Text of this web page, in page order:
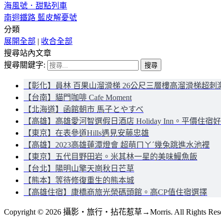
海風號．甜點列車
南迴鐵路 藍皮解憂號
分類
展開全部 | 收合全部
搜尋站內文章
搜尋關鍵字:
【彰化】員林 百果山溜滑梯 26公尺三層樓高溜滑梯超刺
【台南】貓門咖啡 Cafe Moment
【北海道】函館朝市 馬子とやすべ
【高雄】高雄愛河智選假日酒店 Holiday Inn。平價住宿
【東京】在表參道Hills遇見安藤忠雄
【高雄】2023高雄蓮潭燈會 超萌ㄇㄚˊ幾兔跳進水池裡
【東京】五代目野田岩。米其林一星的美味鰻魚飯
【台北】陽明山擎天崗秋日芒草
【熊本】等待修復重生的熊本城
【高雄住宿】康橋商旅光榮碼頭館。高CP值住宿選擇
Copyright © 2026 攝影‧旅行‧拈花惹草→Morris. All Rights